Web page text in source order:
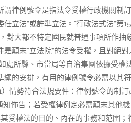
律例號令是指法令受權行政機關制
立法”或許準立法。“行政法式法”第
對大都不特定國民就普通事項所作抽
顛末“立法院”的法令受權，且對絕
處所縣、市當局等自治集團依據受權
的安排，有用的律例號令必需以其
）情勢符合法規要件：律例號令的制
佈告；若受權律例定必需顛末其他
受權法的日的、內在的事務和范圍；